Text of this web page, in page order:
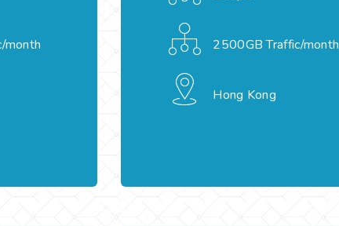
month 2500GB Traffic/month
Hong Kong